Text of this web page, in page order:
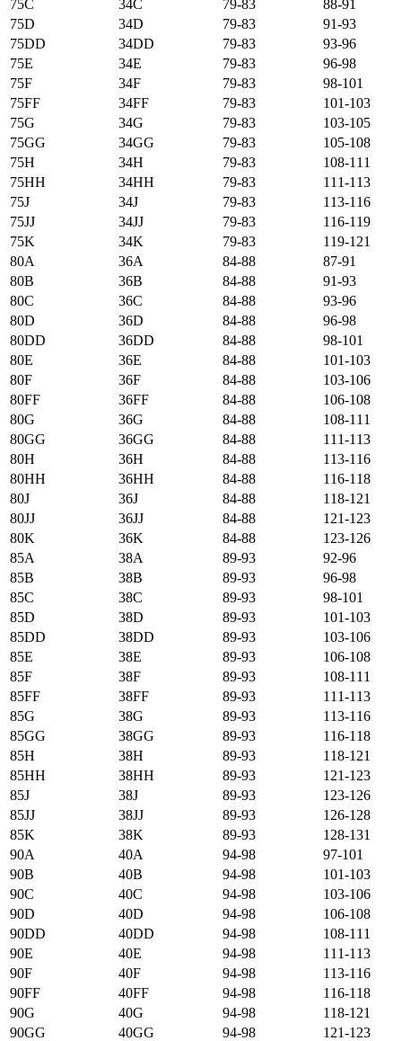
75C 34C 79-83
88-91
75D
34D 79-83
91-93
75DD
34DD 79-83
93-96
75E
34E 79-83
96-98
75F
34F 79-83
98-101
75FF
34FF 79-83
101-103
75G
34G 79-83
103-105
75GG
34GG 79-83
105-108
75H
34H 79-83
108-111
75HH
34HH 79-83
111-113
75J
34J 79-83
113-116
75JJ
34JJ 79-83
116-119
75K
34K 79-83
119-121
80А
36А 84-88
87-91
80B
36B 84-88
91-93
80C
36C 84-88
93-96
80D
36D 84-88
96-98
80DD
36DD 84-88
98-101
80E
36E 84-88
101-103
80F
36F 84-88
103-106
80FF
36FF 84-88
106-108
80G
36G 84-88
108-111
80GG
36GG 84-88
111-113
80H
36H 84-88
113-116
80HH
36HH 84-88
116-118
80J
36J 84-88
118-121
80JJ
36JJ 84-88
121-123
80K
36K 84-88
123-126
85А
38А 89-93
92-96
85B
38B 89-93
96-98
85C
38C 89-93
98-101
85D
38D 89-93
101-103
85DD
38DD 89-93
103-106
85E
38E 89-93
106-108
85F
38F 89-93
108-111
85FF
38FF 89-93
111-113
85G
38G 89-93
113-116
85GG
38GG 89-93
116-118
85H
38H 89-93
118-121
85HH
38HH 89-93
121-123
85J
38J 89-93
123-126
85JJ
38JJ 89-93
126-128
85K
38K 89-93
128-131
90А
40А 94-98
97-101
90B
40B 94-98
101-103
90C
40C 94-98
103-106
90D
40D 94-98
106-108
90DD
40DD 94-98
108-111
90E
40E 94-98
111-113
90F
40F 94-98
113-116
90FF
40FF 94-98
116-118
90G
40G 94-98
118-121
90GG
40GG 94-98
121-123